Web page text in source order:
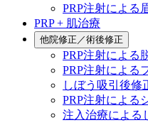
PRP注射による
PRP + 肌治療
他院修正／術後修正
PRP注射による
PRP注射による
しぼう吸引後修
PRP注射による
注入治療による